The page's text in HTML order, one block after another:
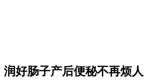
润好肠子产后便秘不再烦人